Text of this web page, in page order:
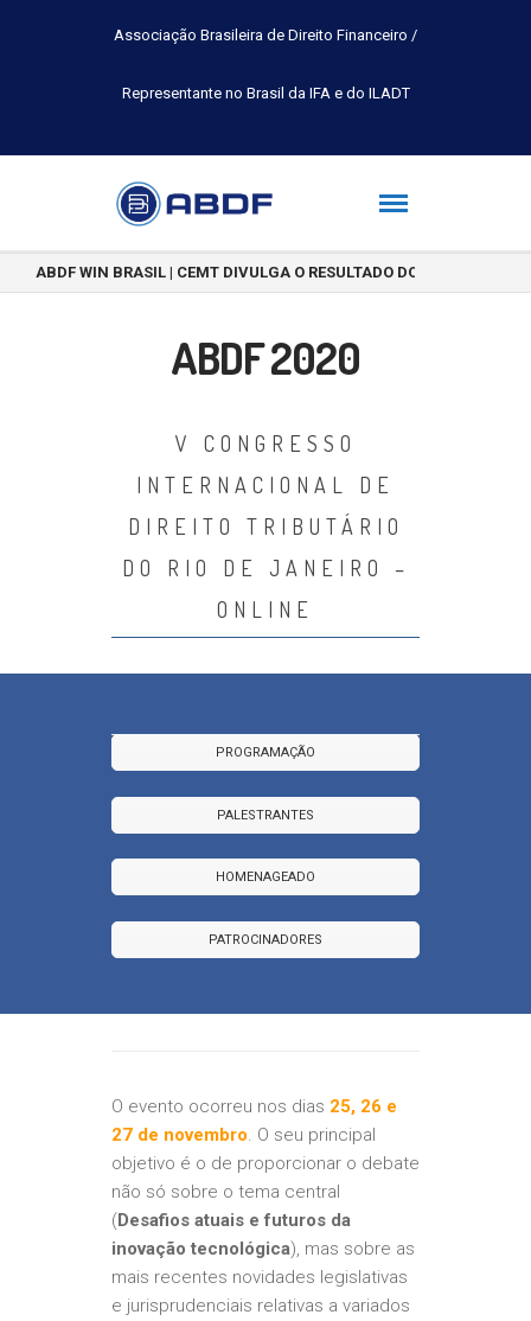
Associação Brasileira de Direito Financeiro /
Representante no Brasil da IFA e do ILADT
ABDF WIN BRASIL | CEMT DIVULGA O RESULTADO DO CONCURSO
ABDF 2020
V CONGRESSO
INTERNACIONAL DE
DIREITO TRIBUTÁRIO
DO RIO DE JANEIRO –
ONLINE
PROGRAMAÇÃO
PALESTRANTES
HOMENAGEADO
PATROCINADORES
O evento ocorreu nos dias 25, 26 e
27 de novembro. O seu principal
objetivo é o de proporcionar o debate
não só sobre o tema central
(Desafios atuais e futuros da
inovação tecnológica), mas sobre as
mais recentes novidades legislativas
e jurisprudenciais relativas a variados